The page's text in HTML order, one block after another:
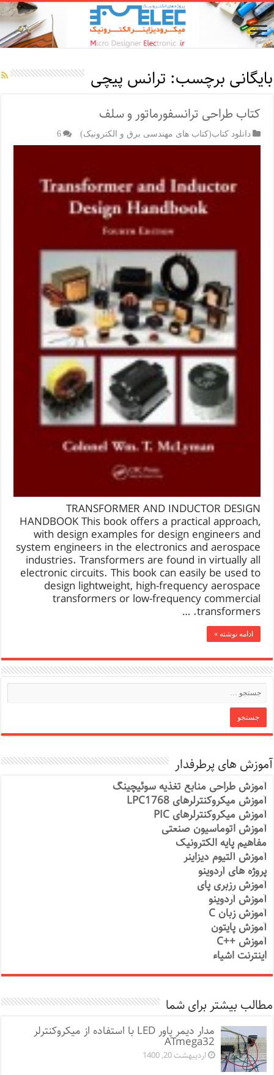
بایگانی برچسب: ترانس پیچی
کتاب طراحی ترانسفورماتور و سلف
دانلود کتاب(کتاب های مهندسی برق و الکترونیک) 6
TRANSFORMER AND INDUCTOR DESIGN
HANDBOOK This book offers a practical approach,
with design examples for design engineers and
system engineers in the electronics and aerospace
industries. Transformers are found in virtually all
electronic circuits. This book can easily be used to
design lightweight, high-frequency aerospace
transformers or low-frequency commercial
transformers. …
ادامه نوشته »
آموزش های پرطرفدار
آموزش طراحی منابع تغذیه سوئیچینگ
آموزش میکروکنترلرهای LPC1768
آموزش میکروکنترلرهای PIC
آموزش اتوماسیون صنعتی
مفاهیم پایه الکترونیک
آموزش آلتیوم دیزاینر
پروژه های آردوینو
آموزش رزبری پای
آموزش آردوینو
آموزش زبان C
آموزش پایتون
آموزش ++C
اینترنت اشیاء
مطالب بیشتر برای شما
مدار دیمر پاور LED با استفاده از میکروکنترلر
ATmega32
اردیبهشت 20, 1400